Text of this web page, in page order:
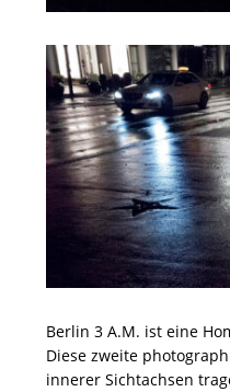
Berlin 3 A.M. ist eine
Diese zweite
innerer Sichtachsen